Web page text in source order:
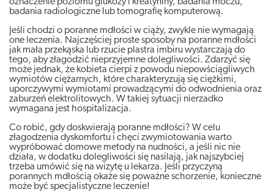
badania radiologiczne lub tomografię komputerową.
Jeśli chodzi o poranne mdłości w ciąży, zwykle nie wymagają
one leczenia. Najczęściej proste sposoby na poranne mdłości
jak mała przekąska lub rzucie plastra imbiru wystarczają do
tego, aby złagodzić nieprzyjemne dolegliwości. Zdarzyć się
może jednak, że kobieta cierpi z powodu niepowściągliwych
wymiotów ciężarnych, które charakteryzują się ciężkimi,
uporczywymi wymiotami prowadzącymi do odwodnienia oraz
zaburzeń elektrolitowych. W takiej sytuacji nierzadko
wymagana jest hospitalizacja.
Co robić, gdy doskwierają poranne mdłości? W celu
złagodzenia dyskomfortu i chęci zwymiotowania warto
wypróbować domowe metody na nudności, a jeśli nic nie
działa, w dodatku dolegliwości się nasilają, jak najszybciej
trzeba umówić się na wizytę u lekarza. Jeśli przyczyną
porannych mdłością okaże się poważne schorzenie, konieczne
może być specjalistyczne leczenie!